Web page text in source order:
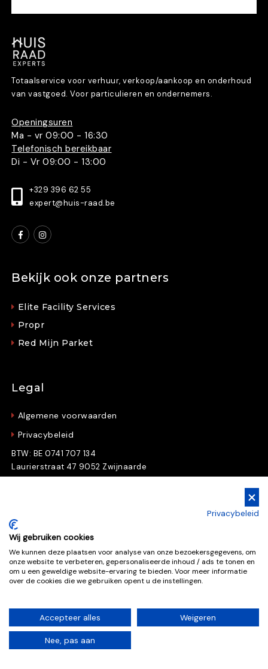
Totaalservice voor verhuur, verkoop/aankoop en onderhoud
van vastgoed. Voor particulieren en ondernemers.
Openingsuren
Ma - vr 09:00 - 16:30
Telefonisch bereikbaar
Di - Vr 09:00 - 13:00
+329 396 62 55
expert@huis-raad.be
Bekijk ook onze partners
Elite Facility Services
Propr
Red Mijn Parket
Legal
Algemene voorwaarden
Privacybeleid
BTW: BE 0741 707 134
Laurierstraat 47 9052 Zwijnaarde
Download nu gratis e-books en whitepapers
Gratis downloads
Deze website is beschermd door reCAPTCHA, de
GooglePrivacy Policyen
Privacybeleid
Wij gebruiken cookies
We kunnen deze plaatsen voor analyse van onze bezoekersgegevens, om
onze website te verbeteren, gepersonaliseerde inhoud / ads te tonen en
om u een geweldige website-ervaring te bieden. Voor meer informatie
over de cookies die we gebruiken opent u de instellingen.
Accepteer alles Weigeren
Nee, pas aan